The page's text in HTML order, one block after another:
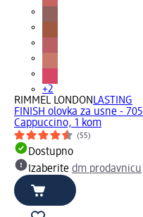
+2
RIMMEL LONDON LASTING
FINISH olovka za usne - 705
Cappuccino, 1 kom
(55)
Dostupno
Izaberite dm prodavnicu